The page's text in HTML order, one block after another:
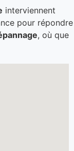
interviennent
pour répondre
, où que